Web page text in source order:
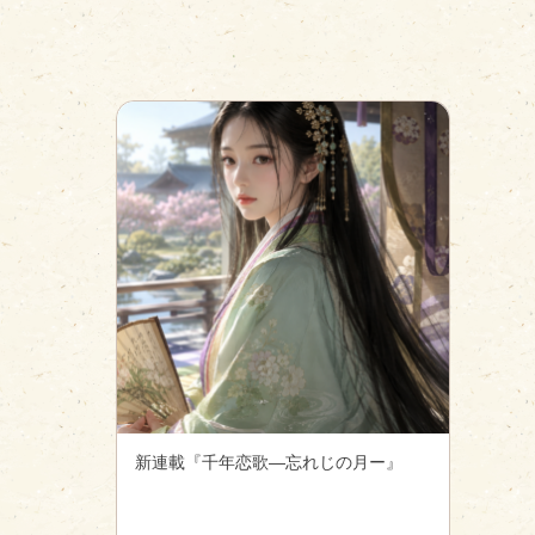
新連載『千年恋歌―忘れじの月ー』